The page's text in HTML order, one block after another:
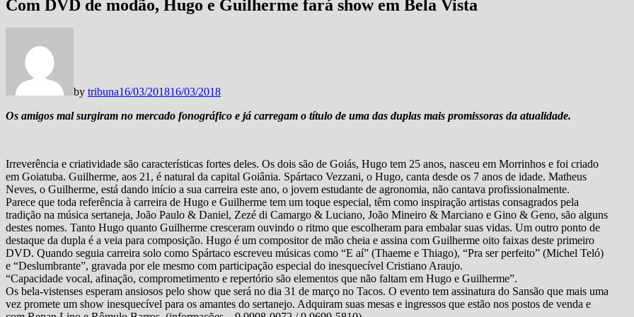
Com DVD de modão, Hugo e Guilherme fará show em Bela Vista
by tribuna16/03/201816/03/2018
Os amigos mal surgiram no mercado fonográfico e já carregam o título de uma das duplas mais promissoras da atualidade.
Irreverência e criatividade são características fortes deles. Os dois são de Goiás, Hugo tem 25 anos, nasceu em Morrinhos e foi criado
em Goiatuba. Guilherme, aos 21, é natural da capital Goiânia. Spártaco Vezzani, o Hugo, canta desde os 7 anos de idade. Matheus
Neves, o Guilherme, está dando início a sua carreira este ano, o jovem estudante de agronomia, não cantava profissionalmente.
Parece que toda referência à carreira de Hugo e Guilherme tem um toque especial, têm como inspiração artistas consagrados pela
tradição na música sertaneja, João Paulo & Daniel, Zezé di Camargo & Luciano, João Mineiro & Marciano e Gino & Geno, são alguns
destes nomes. Tanto Hugo quanto Guilherme cresceram ouvindo o ritmo que escolheram para embalar suas vidas. Um outro ponto de
destaque da dupla é a veia para composição. Hugo é um compositor de mão cheia e assina com Guilherme oito faixas deste primeiro
DVD. Quando seguia carreira solo como Spártaco escreveu músicas como “E aí” (Thaeme e Thiago), “Pra ser perfeito” (Michel Teló)
e “Deslumbrante”, gravada por ele mesmo com participação especial do inesquecível Cristiano Araujo.
“Capacidade vocal, afinação, comprometimento e repertório são elementos que não faltam em Hugo e Guilherme”.
Os bela-vistenses esperam ansiosos pelo show que será no dia 31 de março no Tacos. O evento tem assinatura do Sansão que mais uma
vez promete um show inesquecível para os amantes do sertanejo. Adquiram suas mesas e ingressos que estão nos postos de venda e